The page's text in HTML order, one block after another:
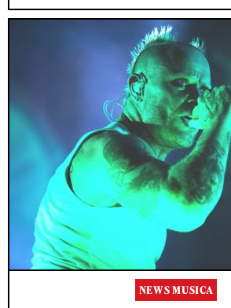
NEWS MUSICA